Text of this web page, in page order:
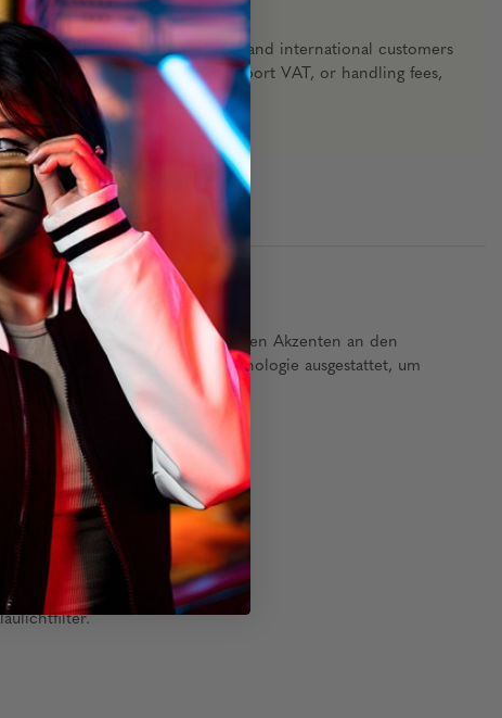
4–6 weeksfor orders to ship.
ship from theUnited States. EU and international customers
for any customs duties, import VAT, or handling fees,
otherwise at checkout.
Edelstahlgestell und marmorierten Akzenten an den
überlegener Glastechnologie ausgestattet, um
Flair.